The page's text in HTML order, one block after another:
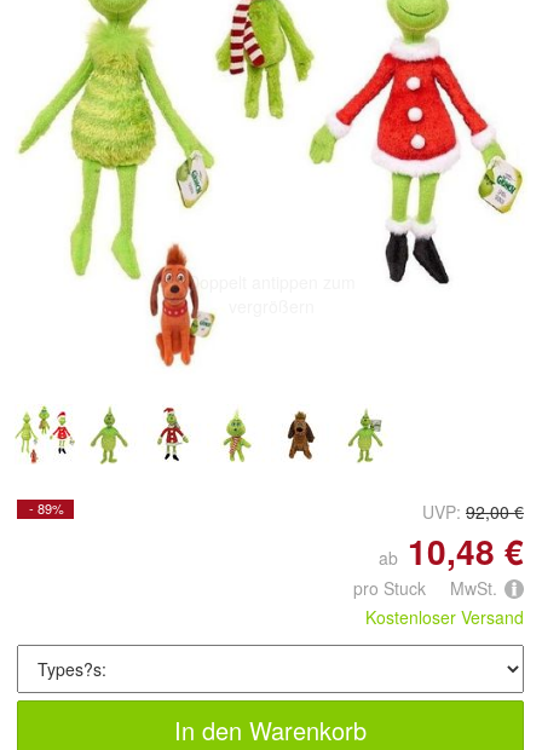
Doppelt antippen zum
- 89% UVP: 92,00 €
ab 10,48 €
pro Stuck MwSt.
Kostenloser Versand
In den Warenkorb